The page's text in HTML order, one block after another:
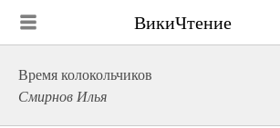
ВикиЧтение
Время колокольчиков
Смирнов Илья